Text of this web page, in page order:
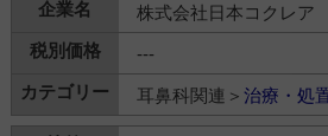
株式会社日本コクレア
---
耳鼻科関連＞ 治療・処